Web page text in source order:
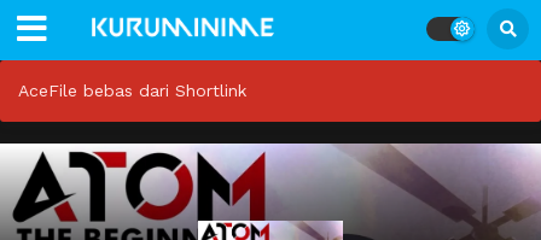
AceFile bebas dari Shortlink